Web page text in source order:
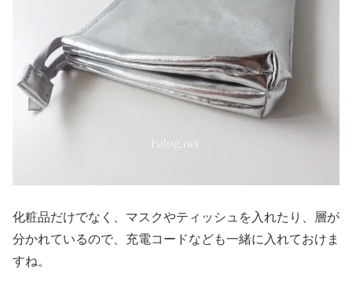
化粧品だけでなく、マスクやティッシュを入れたり、層が
分かれているので、充電コードなども一緒に入れておけま
すね。